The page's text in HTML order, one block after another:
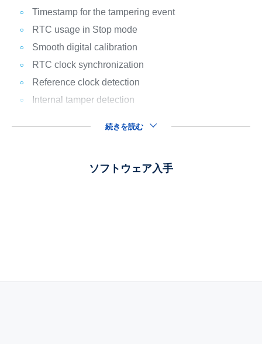
Timestamp for the tampering event
RTC usage in Stop mode
Smooth digital calibration
RTC clock synchronization
Reference clock detection
Internal tamper detection
続きを読む
ソフトウェア入手